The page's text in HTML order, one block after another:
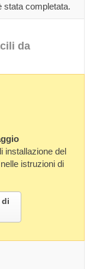
stata completata.
da
installazione del
istruzioni di
di